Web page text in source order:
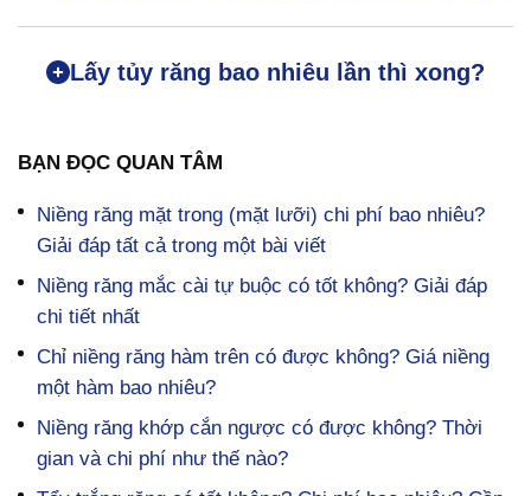
Lấy tủy răng bao nhiêu lần thì xong?
BẠN ĐỌC QUAN TÂM
Niềng răng mặt trong (mặt lưỡi) chi phí bao nhiêu?
Giải đáp tất cả trong một bài viết
Niềng răng mắc cài tự buộc có tốt không? Giải đáp
chi tiết nhất
Chỉ niềng răng hàm trên có được không? Giá niềng
một hàm bao nhiêu?
Niềng răng khớp cắn ngược có được không? Thời
gian và chi phí như thế nào?